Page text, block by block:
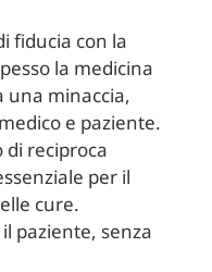
fiducia con la
la medicina
una minaccia,
e paziente.
reciproca
per il
cure.
paziente, senza